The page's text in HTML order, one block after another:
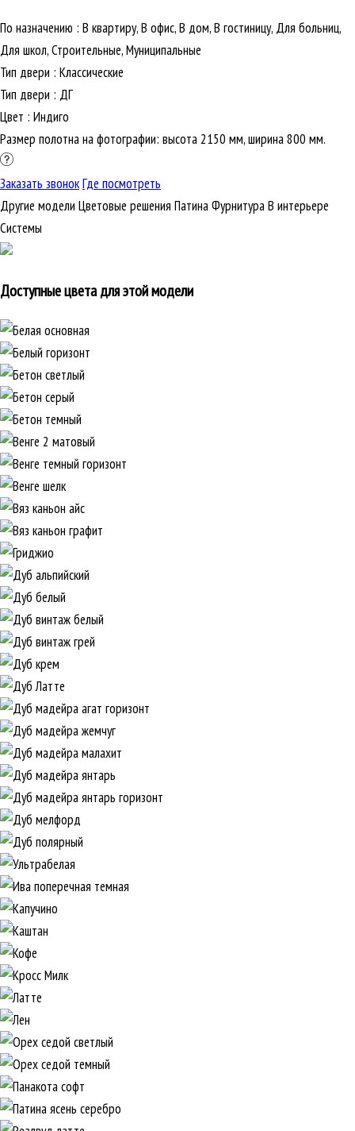
По назначению : В квартиру, В офис, В дом, В гостиницу, Для больниц,
Для школ, Строительные, Муниципальные
Тип двери : Классические
Тип двери : ДГ
Цвет : Индиго
Размер полотна на фотографии: высота 2150 мм, ширина 800 мм.
Заказать звонокГде посмотреть
Другие модели Цветовые решения ПатинаФурнитураВ интерьере
Cистемы
Доступные цвета для этой модели